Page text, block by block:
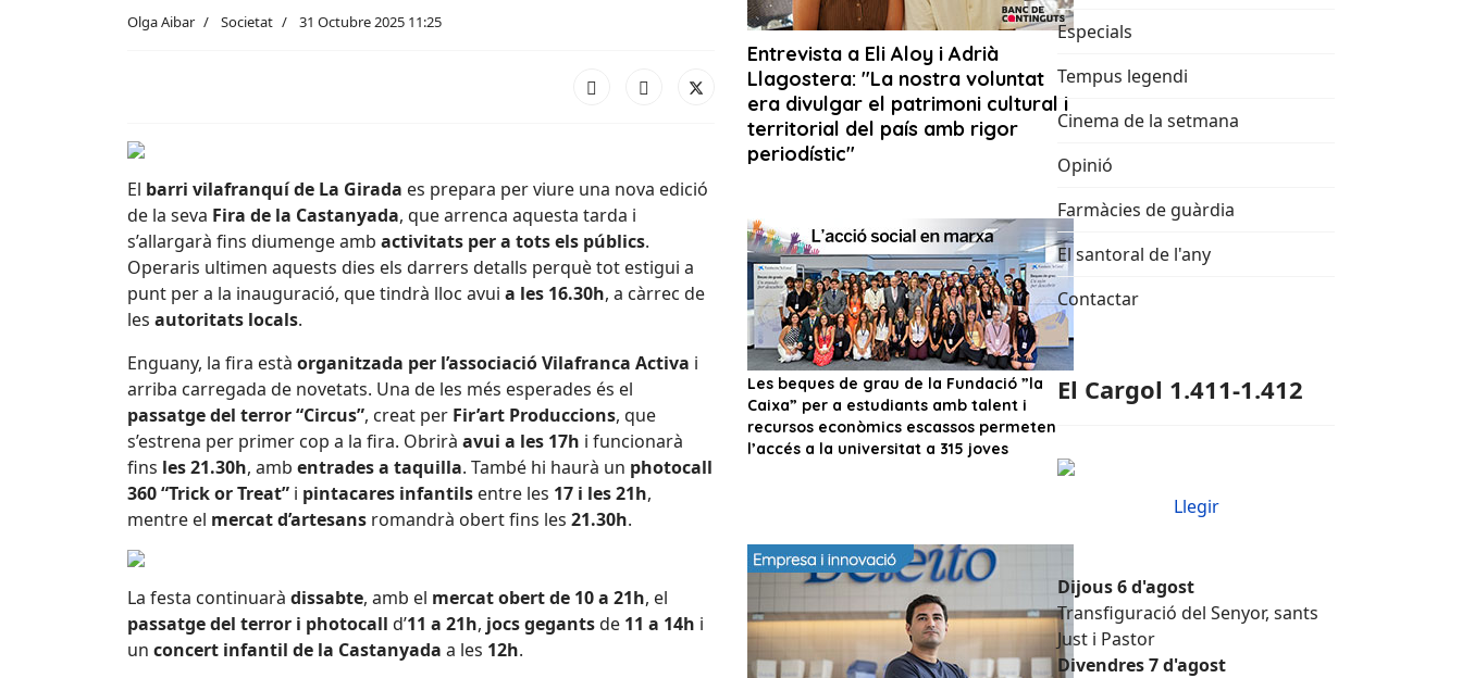
Olga Aibar Societat 31 Octubre 2025 11:25
El barri vilafranquí de La Girada es prepara per viure una nova edició
de la seva Fira de la Castanyada, que arrenca aquesta tarda i
s’allargarà fins diumenge amb activitats per a tots els públics.
Operaris ultimen aquests dies els darrers detalls perquè tot estigui a
punt per a la inauguració, que tindrà lloc avui a les 16.30h, a càrrec de
les autoritats locals.
Enguany, la fira està organitzada per l’associació Vilafranca Activa i
arriba carregada de novetats. Una de les més esperades és el
passatge del terror “Circus”, creat per Fir’art Produccions, que
s’estrena per primer cop a la fira. Obrirà avui a les 17h i funcionarà
fins les 21.30h, amb entrades a taquilla. També hi haurà un photocall
360 “Trick or Treat” i pintacares infantils entre les 17 i les 21h,
mentre el mercat d’artesans romandrà obert fins les 21.30h.
La festa continuarà dissabte, amb el mercat obert de 10 a 21h, el
passatge del terror i photocall d’11 a 21h, jocs gegantsde 11 a 14h i
un concert infantil de la Castanyada a les 12h.
Especials
Tempus legendi
Cinema de la setmana
Opinió
Farmàcies de guàrdia
El santoral de l'any
Contactar
El Cargol 1.411-1.412
Llegir
Dijous 6 d'agost
Transfiguració del Senyor, sants
Just i Pastor
Divendres 7 d'agost